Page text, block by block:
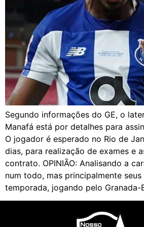
Segundo informações do GE, o
Manafá está por detalhes para
O jogador é esperado no Rio de
dias, para realização de exames e
contrato. OPINIÃO: Analisando a
num todo, mas principalmente
temporada, jogando pelo Granada-